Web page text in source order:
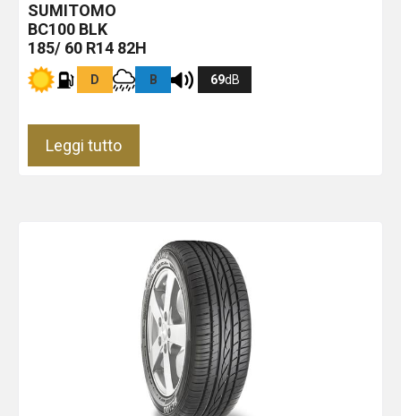
SUMITOMO
BC100 BLK
185/ 60 R14 82H
D B 69dB
Leggi tutto